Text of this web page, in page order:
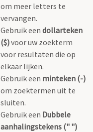
om meer letters te
vervangen.
Gebruik een dollarteken
($)voor uw zoekterm
voor resultaten die op
elkaar lijken.
Gebruik een minteken (-)
om zoektermen uit te
sluiten.
Gebruik een Dubbele
aanhalingstekens (" ")